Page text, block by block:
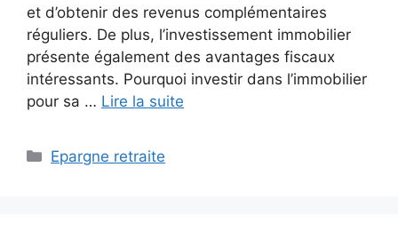
et d’obtenir des revenus complémentaires
réguliers. De plus, l’investissement immobilier
présente également des avantages fiscaux
intéressants. Pourquoi investir dans l’immobilier
pour sa … Lire la suite
Catégories
Epargne retraite